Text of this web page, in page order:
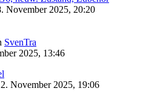
November 2025, 20:20
SvenTra
2025, 13:46
November 2025, 19:06